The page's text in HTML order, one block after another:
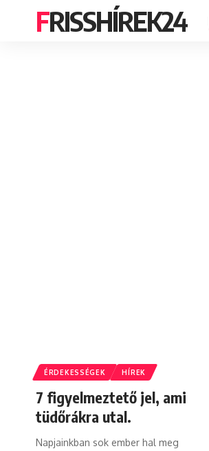
FRISSHÍREK24
ÉRDEKESSÉGEK HÍREK
7 figyelmeztető jel, ami
tüdőrákra utal.
Napjainkban sok ember hal meg